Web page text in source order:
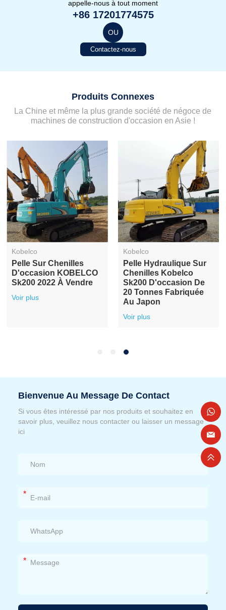
appelle-nous à tout moment
+86 17201774575
OU
Contactez-nous
Produits Connexes
La Chine et même la plus grande société de négoce de
machines de construction d'occasion en Asie !
Kobelco
Pelle Sur Chenilles
D'occasion KOBELCO
Sk200 2022 À Vendre
Voir plus
Kobelco
Pelle Hydraulique Sur
Chenilles Kobelco
Sk200 D'occasion De
20 Tonnes Fabriquée
Au Japon
Voir plus
Bienvenue Au Message De Contact
Si vous êtes intéressé par nos produits et souhaitez en
savoir plus, veuillez nous contacter ou laisser un message
ici
*
*